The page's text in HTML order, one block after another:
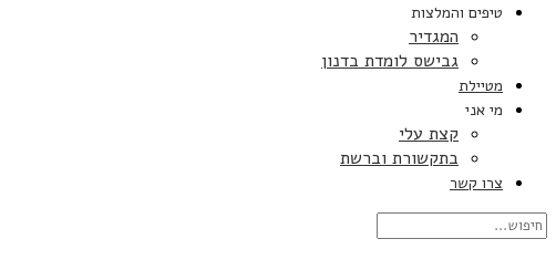
טיפים והמלצות
המגדיר
גבישס לומדת בדנון
מטיילת
מי אני
קצת עלי
בתקשורת וברשת
צרו קשר